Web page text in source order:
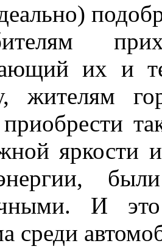
их и
жителям
яркости
И
среди